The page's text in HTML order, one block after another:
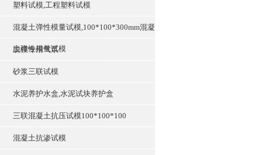
塑料试模,工程塑料试模
混凝土弹性模量试模,100*100*300mm混凝
土弹性模量试模
脱模专用气泵
砂浆三联试模
水泥养护水盒,水泥试块养护盒
三联混凝土抗压试模100*100*100
混凝土抗渗试模